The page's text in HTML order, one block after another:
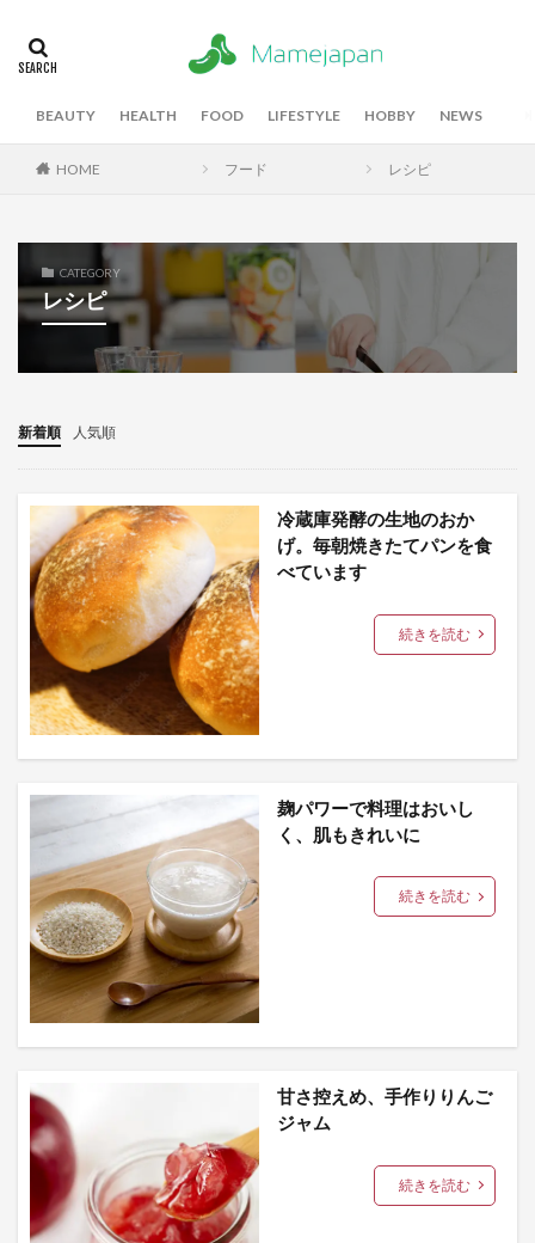
BEAUTY HEALTH FOOD LIFESTYLE HOBBY NEWS
HOME フード レシピ
CATEGORY
レシピ
新着順 人気順
冷蔵庫発酵の生地のおか
げ。毎朝焼きたてパンを食
べています
続きを読む
麹パワーで料理はおいし
く、肌もきれいに
続きを読む
甘さ控えめ、手作りりんご
ジャム
続きを読む